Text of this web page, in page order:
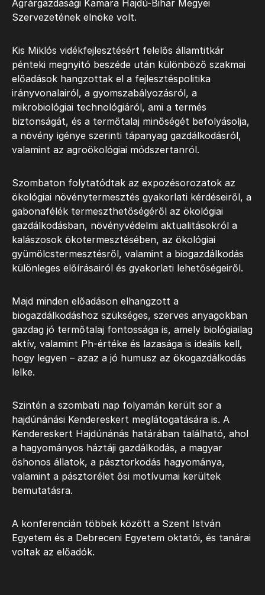
Agrárgazdasági Kamara Hajdú-Bihar Megyei
Szervezetének elnöke volt.
Kis Miklós vidékfejlesztésért felelős államtitkár
pénteki megnyitó beszéde után különböző szakmai
előadások hangzottak el a fejlesztéspolitika
irányvonalairól, a gyomszabályozásról, a
mikrobiológiai technológiáról, ami a termés
biztonságát, és a termőtalaj minőségét befolyásolja,
a növény igénye szerinti tápanyag gazdálkodásról,
valamint az agroökológiai módszertanról.
Szombaton folytatódtak az expozésorozatok az
ökológiai növénytermesztés gyakorlati kérdéseiről, a
gabonafélék termeszthetőségéről az ökológiai
gazdálkodásban, növényvédelmi aktualitásokról a
kalászosok ökotermesztésében, az ökológiai
gyümölcstermesztésről, valamint a biogazdálkodás
különleges előírásairól és gyakorlati lehetőségeiről.
Majd minden előadáson elhangzott a
biogazdálkodáshoz szükséges, szerves anyagokban
gazdag jó termőtalaj fontossága is, amely biológiailag
aktív, valamint Ph-értéke és lazasága is ideális kell,
hogy legyen – azaz a jó humusz az ökogazdálkodás
lelke.
Szintén a szombati nap folyamán került sor a
hajdúnánási Kendereskert meglátogatására is. A
Kendereskert Hajdúnánás határában található, ahol
a hagyományos háztáji gazdálkodás, a magyar
őshonos állatok, a pásztorkodás hagyománya,
valamint a pásztorélet ősi motívumai kerültek
bemutatásra.
A konferencián többek között a Szent István
Egyetem és a Debreceni Egyetem oktatói, és tanárai
voltak az előadók.